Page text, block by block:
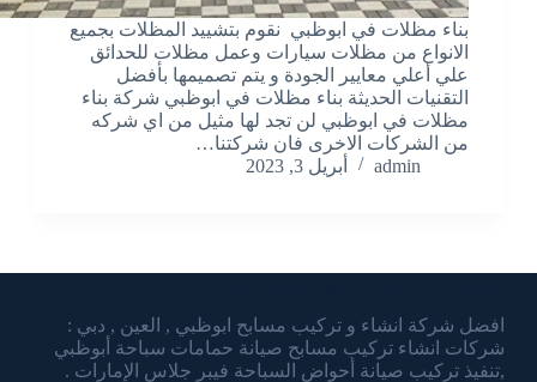
بناء مظلات في ابوظبي نقوم بتشييد المظلات بجميع
الانواع من مظلات سيارات وعمل مظلات للحدائق
علي أعلي معايير الجودة و يتم تصميمها بأفضل
التقنيات الحديثة بناء مظلات في ابوظبي شركة بناء
مظلات في ابوظبي لن تجد لها مثيل من اي شركه
من الشركات الاخرى فان شركتنا…
admin
أبريل 3, 2023
افضل شركة انشاء و تركيب مسابح ابوظبي , العين , دبي :
شركات انشاء تركيب مسابح صيانة حمامات سباحة أبوظبي
,تنفيذ تركيب صيانة أحواض السباحة فيبر جلاس الإمارات .